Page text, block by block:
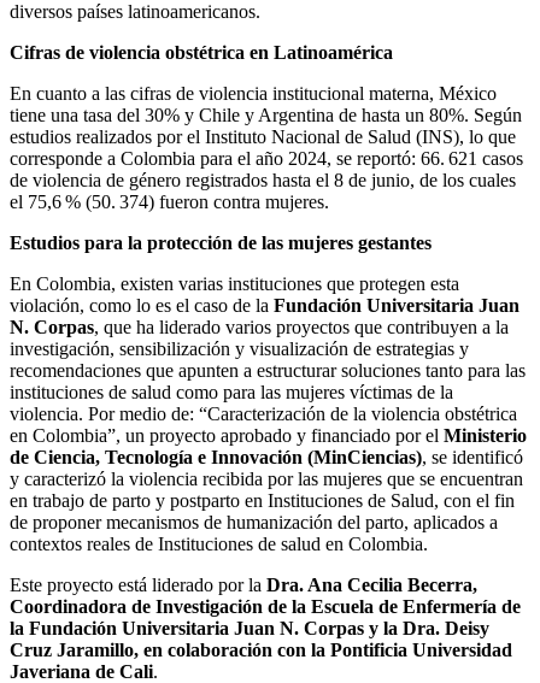
diversos países latinoamericanos.
Cifras de violencia obstétrica en Latinoamérica
En cuanto a las cifras de violencia institucional materna, México
tiene una tasa del 30% y Chile y Argentina de hasta un 80%. Según
estudios realizados por el Instituto Nacional de Salud (INS), lo que
corresponde a Colombia para el año 2024, se reportó: 66. 621 casos
de violencia de género registrados hasta el 8 de junio, de los cuales
el 75,6 % (50. 374) fueron contra mujeres.
Estudios para la protección de las mujeres gestantes
En Colombia, existen varias instituciones que protegen esta
violación, como lo es el caso de la Fundación Universitaria Juan
N. Corpas, que ha liderado varios proyectos que contribuyen a la
investigación, sensibilización y visualización de estrategias y
recomendaciones que apunten a estructurar soluciones tanto para las
instituciones de salud como para las mujeres víctimas de la
violencia. Por medio de: “Caracterización de la violencia obstétrica
en Colombia”, un proyecto aprobado y financiado por el Ministerio
de Ciencia, Tecnología e Innovación (MinCiencias), se identificó
y caracterizó la violencia recibida por las mujeres que se encuentran
en trabajo de parto y postparto en Instituciones de Salud, con el fin
de proponer mecanismos de humanización del parto, aplicados a
contextos reales de Instituciones de salud en Colombia.
Este proyecto está liderado por la Dra. Ana Cecilia Becerra,
Coordinadora de Investigación de la Escuela de Enfermería de
la Fundación Universitaria Juan N. Corpas y la Dra. Deisy
Cruz Jaramillo, en colaboración con la Pontificia Universidad
Javeriana de Cali.